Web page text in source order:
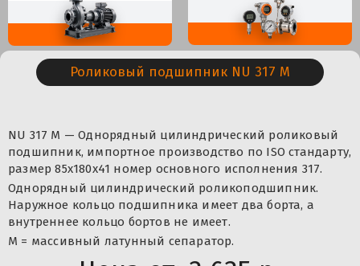
Роликовый подшипник NU 317 M
NU 317 M — Однорядный цилиндрический роликовый
подшипник, импортное производство по ISO стандарту,
размер 85x180x41 номер основного исполнения 317.
Однорядный цилиндрический роликоподшипник.
Наружное кольцо подшипника имеет два борта, а
внутреннее кольцо бортов не имеет.
M = массивный латунный сепаратор.